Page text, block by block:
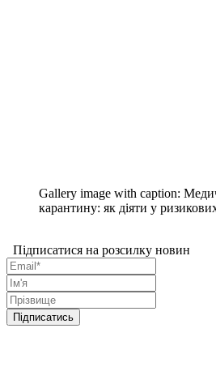
Gallery image with caption:
карантину: як діяти у
Підписатися на розсилку новин